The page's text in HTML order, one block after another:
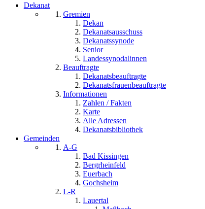
Dekanat
Gremien
Dekan
Dekanatsausschuss
Dekanatssynode
Senior
Landessynodalinnen
Beauftragte
Dekanatsbeauftragte
Dekanatsfrauenbeauftragte
Informationen
Zahlen / Fakten
Karte
Alle Adressen
Dekanatsbibliothek
Gemeinden
A-G
Bad Kissingen
Bergrheinfeld
Euerbach
Gochsheim
L-R
Lauertal